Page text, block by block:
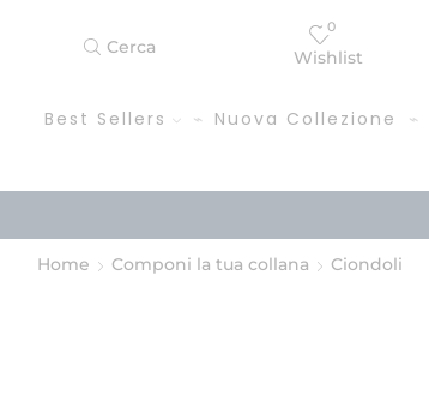
Cerca
0
Wishlist
Best Sellers Nuova Collezione
Home Componi la tua collana Ciondoli